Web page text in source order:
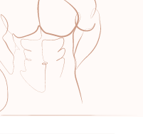
LASER HOLLYWOOD
SPECTRA
MORPHEUS 8